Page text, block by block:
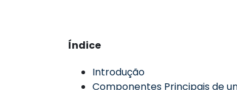
Índice
Introdução
Componentes Principais de